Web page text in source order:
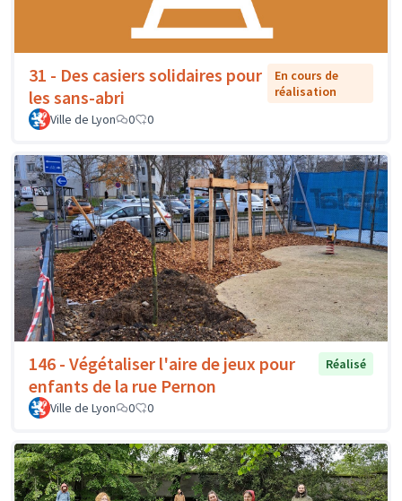
31 - Des casiers solidaires pour
les sans-abri
En cours de
réalisation
Ville de Lyon
0 0
146 - Végétaliser l'aire de jeux pour
enfants de la rue Pernon
Réalisé
Ville de Lyon 0 0